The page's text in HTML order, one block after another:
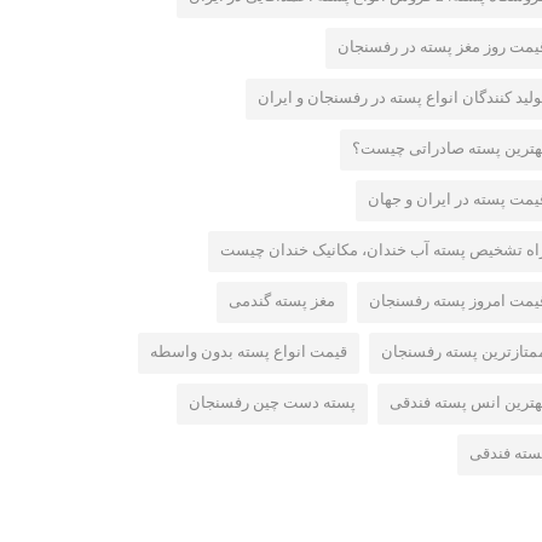
روز مغز پسته در رفسنجان
کنندگان انواع پسته در رفسنجان و ایران
پسته صادراتی چیست؟
پسته در ایران و جهان
تشخیص پسته آب خندان، مکانیک خندان چیست
امروز پسته رفسنجان مغز پسته گندمی
پسته رفسنجان قیمت انواع پسته بدون واسطه
انس پسته فندقی پسته دست چین رفسنجان
فندقی